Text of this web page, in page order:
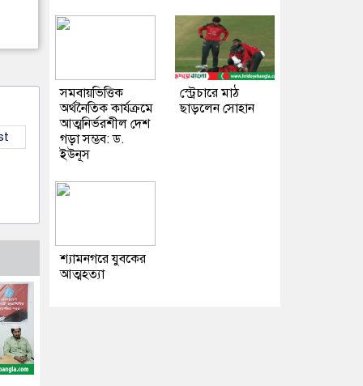
সমবায়ভিত্তিক
অর্থনৈতিক কার্যক্রমে
আত্মনির্ভরশীল দেশ
গড়া সম্ভব: ড.
ইউনূস
স্ট্রেচারে মাঠ
ছাড়লেন সোহান
শ্যামনগরে যুবকের
আত্মহত্যা